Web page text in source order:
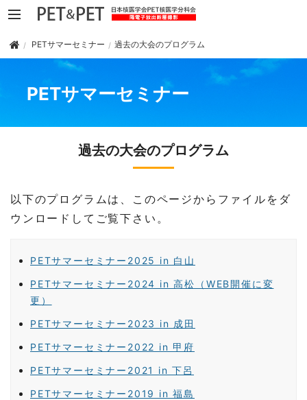
PETサマーセミナー 過去の大会のプログラム
PETサマーセミナー
過去の大会のプログラム
以下のプログラムは、このページからファイルをダ
ウンロードしてご覧下さい。
PETサマーセミナー2025 in 白山
PETサマーセミナー2024 in 高松（WEB開催に変
更）
PETサマーセミナー2023 in 成田
PETサマーセミナー2022 in 甲府
PETサマーセミナー2021 in 下呂
PETサマーセミナー2019 in 福島